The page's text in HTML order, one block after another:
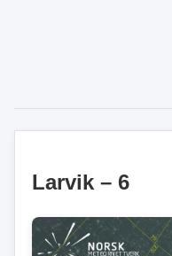
Larvik – 6